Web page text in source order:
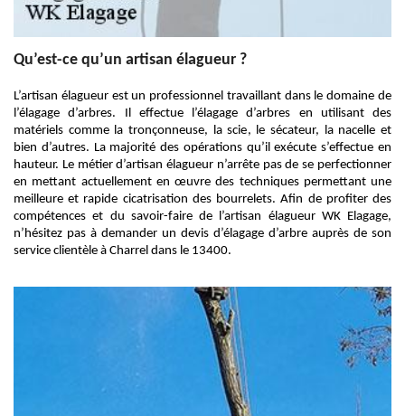
Qu’est-ce qu’un artisan élagueur ?
L’artisan élagueur est un professionnel travaillant dans le domaine de
l’élagage d’arbres. Il effectue l’élagage d’arbres en utilisant des
matériels comme la tronçonneuse, la scie, le sécateur, la nacelle et
bien d’autres. La majorité des opérations qu’il exécute s’effectue en
hauteur. Le métier d’artisan élagueur n’arrête pas de se perfectionner
en mettant actuellement en œuvre des techniques permettant une
meilleure et rapide cicatrisation des bourrelets. Afin de profiter des
compétences et du savoir-faire de l’artisan élagueur WK Elagage,
n’hésitez pas à demander un devis d’élagage d’arbre auprès de son
service clientèle à Charrel dans le 13400.